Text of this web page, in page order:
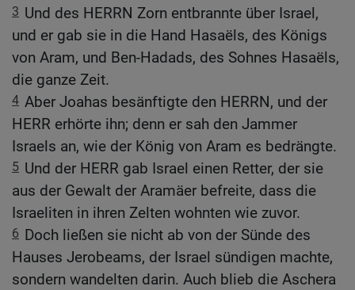
3 Und des HERRN Zorn entbrannte über Israel,
und er gab sie in die Hand Hasaëls, des Königs
von Aram, und Ben-Hadads, des Sohnes Hasaëls,
die ganze Zeit.
4 Aber Joahas besänftigte den HERRN, und der
HERR erhörte ihn; denn er sah den Jammer
Israels an, wie der König von Aram es bedrängte.
5 Und der HERR gab Israel einen Retter, der sie
aus der Gewalt der Aramäer befreite, dass die
Israeliten in ihren Zelten wohnten wie zuvor.
6 Doch ließen sie nicht ab von der Sünde des
Hauses Jerobeams, der Israel sündigen machte,
sondern wandelten darin. Auch blieb die Aschera